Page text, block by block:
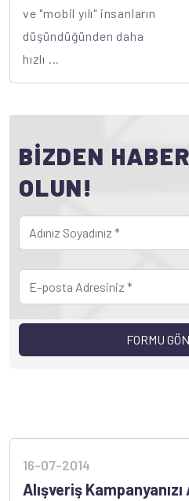
ve "mobil yılı" insanların
düşündüğünden daha
hızlı ...
BİZDEN
OLUN!
16-07-2014
Alışveriş